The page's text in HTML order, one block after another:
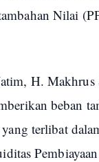
Nilai
H. Makhrus
beban
terlibat